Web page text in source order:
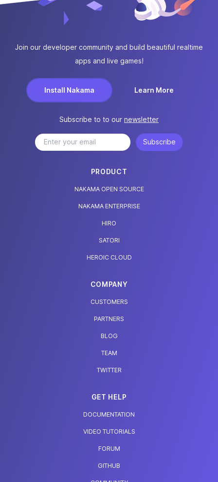
Join our developer community and build beautiful realtime
apps and live games!
Install Nakama Learn More
Subscribe to to our newsletter
Subscribe
PRODUCT
NAKAMA OPEN SOURCE
NAKAMA ENTERPRISE
HIRO
SATORI
HEROIC CLOUD
COMPANY
CUSTOMERS
PARTNERS
BLOG
TEAM
TWITTER
GET HELP
DOCUMENTATION
VIDEO TUTORIALS
FORUM
GITHUB